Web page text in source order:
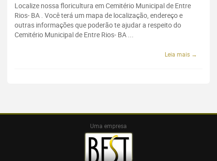
Localize nossa floricultura em Cemitério Municipal de Entre
Rios- BA . Você terá um mapa de localização, endereço e
outras informações que poderão te ajudar a respeito do
Cemitério Municipal de Entre Rios- BA ...
Leia mais →
Uma empresa